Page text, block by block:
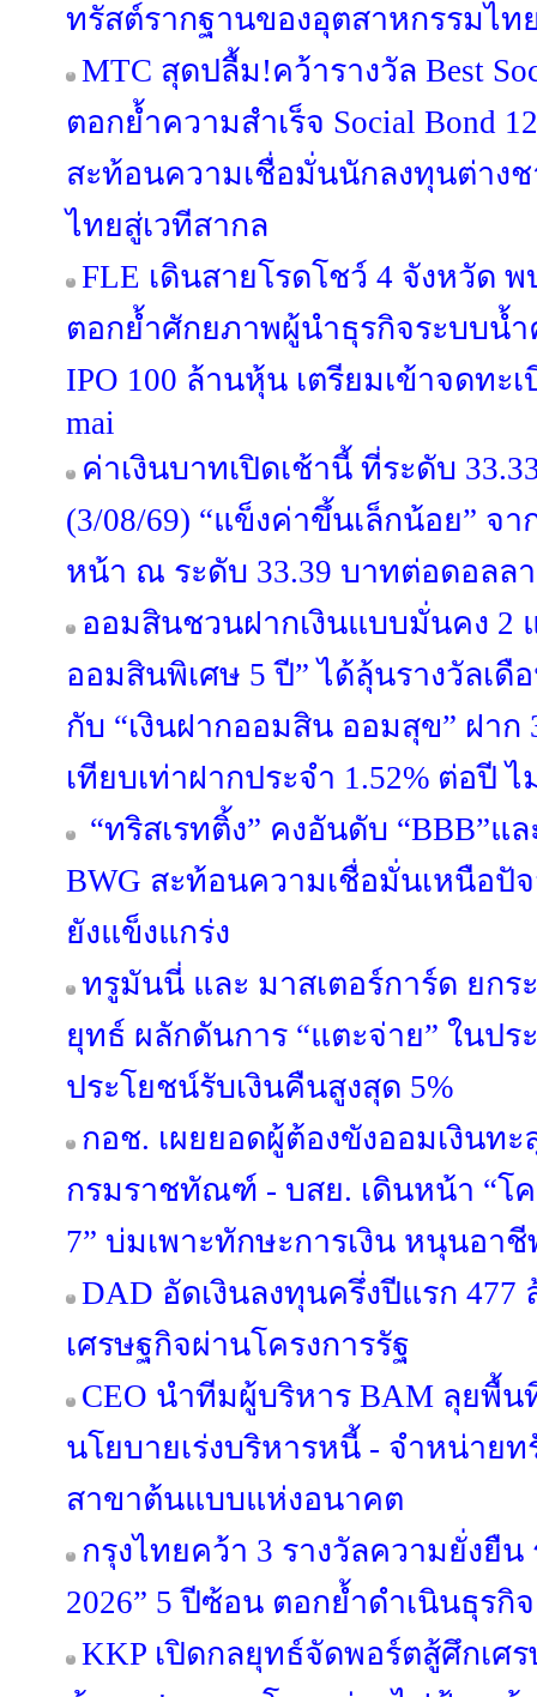
ทรัสต์รากฐานของอุตสาหกรรมไท
MTC สุดปลื้ม!คว้ารางวัล Best
ตอกย้ำความสำเร็จ Social Bond
สะท้อนความเชื่อมั่นนักลงทุนต่าง
ไทยสู่เวทีสากล
FLE เดินสายโรดโชว์ 4 จังหวัด
ตอกย้ำศักยภาพผู้นำธุรกิจระบบน้
IPO 100 ล้านหุ้น เตรียมเข้าจดท
mai
ค่าเงินบาทเปิดเช้านี้ ที่ระดับ
(3/08/69) “แข็งค่าขึ้นเล็กน้อย” จ
หน้า ณ ระดับ 33.39 บาทต่อดอลล
ออมสินชวนฝากเงินแบบมั่นคง 2
ออมสินพิเศษ 5 ปี” ได้ลุ้นรางวัลเดื
กับ “เงินฝากออมสิน ออมสุข” ฝาก
เทียบเท่าฝากประจำ 1.52% ต่อปี
“ทริสเรทติ้ง” คงอันดับ “BBB”แ
BWG สะท้อนความเชื่อมั่นเหนือปั
ยังแข็งแกร่ง
ทรูมันนี่ และ มาสเตอร์การ์ด ยกร
ยุทธ์ ผลักดันการ “แตะจ่าย” ในป
ประโยชน์รับเงินคืนสูงสุด 5%
กอช. เผยยอดผู้ต้องขังออมเงินท
กรมราชทัณฑ์ - บสย. เดินหน้า “โ
7” บ่มเพาะทักษะการเงิน หนุนอา
DAD อัดเงินลงทุนครึ่งปีแรก 477
เศรษฐกิจผ่านโครงการรัฐ
CEO นำทีมผู้บริหาร BAM ลุยพื้
นโยบายเร่งบริหารหนี้ - จำหน่าย
สาขาต้นแบบแห่งอนาคต
กรุงไทยคว้า 3 รางวัลความยั่งยืน
2026” 5 ปีซ้อน ตอกย้ำดำเนินธุรกิ
KKP เปิดกลยุทธ์จัดพอร์ตสู้ศึกเศ